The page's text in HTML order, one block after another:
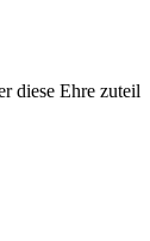
diese Ehre zuteil